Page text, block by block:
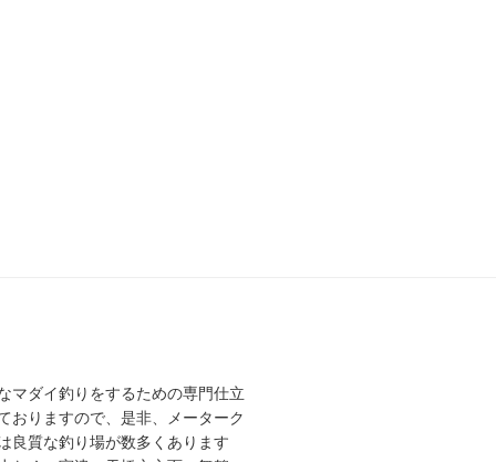
マダイ釣りをするための専門仕立
おりますので、是非、メーターク
良質な釣り場が数多くあります